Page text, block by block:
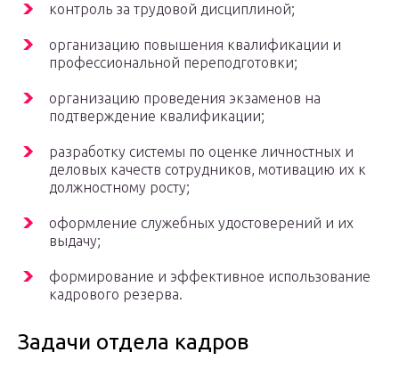
контроль за трудовой дисциплиной;
организацию повышения квалификации и
профессиональной переподготовки;
организацию проведения экзаменов на
подтверждение квалификации;
разработку системы по оценке личностных и
деловых качеств сотрудников, мотивацию их к
должностному росту;
оформление служебных удостоверений и их
выдачу;
формирование и эффективное использование
кадрового резерва.
Задачи отдела кадров